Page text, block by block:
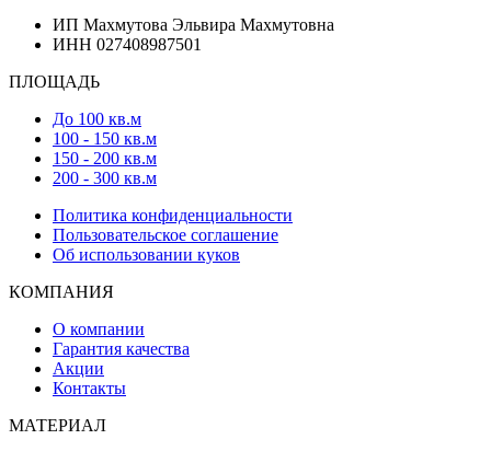
ИП Махмутова Эльвира Махмутовна
ИНН 027408987501
ПЛОЩАДЬ
До 100 кв.м
100 - 150 кв.м
150 - 200 кв.м
200 - 300 кв.м
Политика конфиденциальности
Пользовательское соглашение
Об использовании куков
КОМПАНИЯ
О компании
Гарантия качества
Акции
Контакты
МАТЕРИАЛ